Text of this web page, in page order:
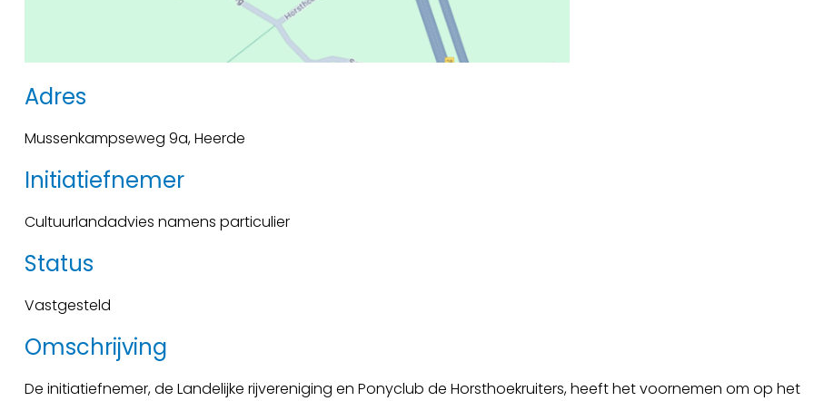
Adres
Mussenkampseweg 9a, Heerde
Initiatiefnemer
Cultuurlandadvies namens particulier
Status
Vastgesteld
Omschrijving
De initiatiefnemer, de Landelijke rijvereniging en Ponyclub de Horsthoekruiters, heeft het voornemen om op het